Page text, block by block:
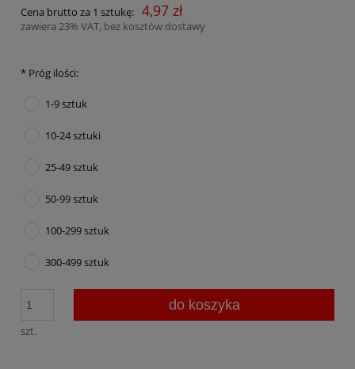
Cena brutto za 1 sztukę: 4,97 zł
zawiera 23% VAT, bez kosztów dostawy
* Próg ilości:
1-9 sztuk
10-24 sztuki
25-49 sztuk
50-99 sztuk
100-299 sztuk
300-499 sztuk
szt.
do koszyka